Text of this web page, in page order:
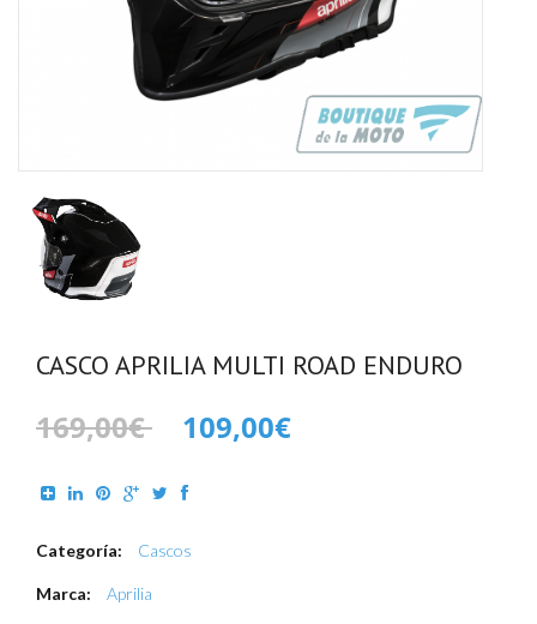
CASCO APRILIA MULTI ROAD ENDURO
169,00€ 109,00€
Categoría: Cascos
Marca: Aprilia